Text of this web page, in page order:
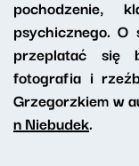
pochodzenie,
psychicznego. O
przeplatać się
fotografia i
Grzegorzkiem w
n Niebudek.